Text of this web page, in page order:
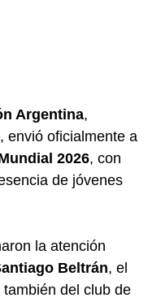
Argentina,
, envió oficialmente a
2026, con
de jóvenes
la atención
Beltrán, el
también del club de